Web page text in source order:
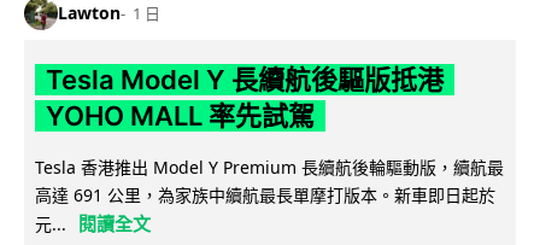
Lawton 1 日
Tesla Model Y 長續航後驅版抵港
YOHO MALL 率先試駕
Tesla 香港推出 Model Y Premium 長續航後輪驅動版，續航最
高達 691 公里，為家族中續航最長單摩打版本。新車即日起於
元...
閱讀全文